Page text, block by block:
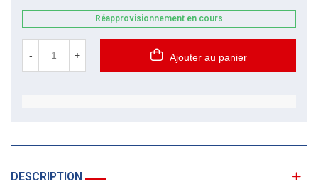
Réapprovisionnement en cours
- + Ajouter au panier
DESCRIPTION